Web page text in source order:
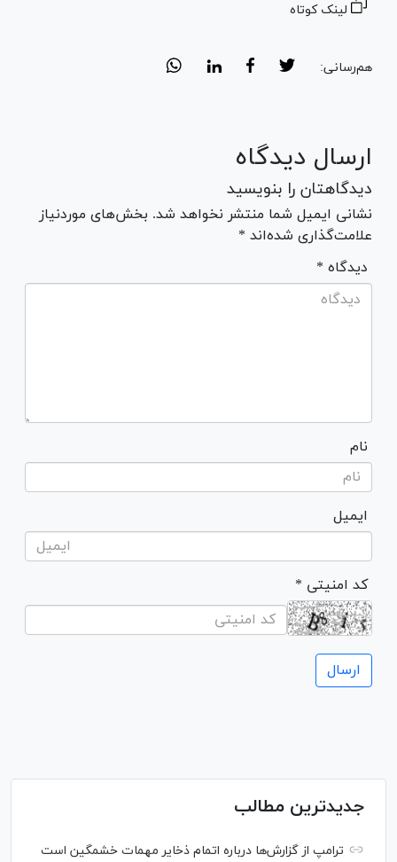
لینک کوتاه
هم‌رسانی:
ارسال دیدگاه
دیدگاهتان را بنویسید
نشانی ایمیل شما منتشر نخواهد شد. بخش‌های موردنیاز
علامت‌گذاری شده‌اند *
* دیدگاه
نام
ایمیل
* کد امنیتی
جدیدترین مطالب
ترامپ از گزارش‌ها درباره اتمام ذخایر مهمات خشمگین است